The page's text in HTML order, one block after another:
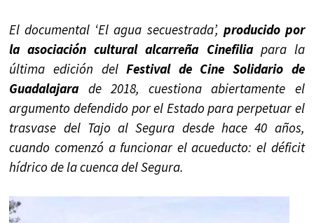
El documental ‘El agua secuestrada’, producido por
la asociación cultural alcarreña Cinefiliapara la
última edición delFestival de Cine Solidario de
Guadalajarade 2018, cuestiona abiertamente el
argumento defendido por el Estado para perpetuar el
trasvase del Tajo al Segura desde hace 40 años,
cuando comenzó a funcionar el acueducto: el déficit
hídrico de la cuenca del Segura.